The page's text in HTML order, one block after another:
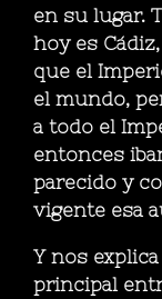
en su lugar.
hoy es
que el
el mundo,
a todo el
entonces
parecido y
vigente esa
Y nos
principal